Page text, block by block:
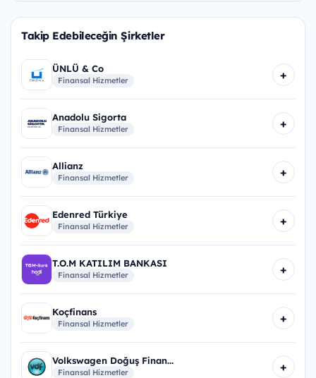
Takip Edebileceğin Şirketler
ÜNLÜ & Co
Finansal Hizmetler +
Anadolu Sigorta
Finansal Hizmetler +
Allianz
Finansal Hizmetler +
Edenred Türkiye
Finansal Hizmetler +
T.O.M KATILIM BANKASI
Finansal Hizmetler +
Koçfinans
Finansal Hizmetler +
Volkswagen Doğuş Finan...
Finansal Hizmetler +